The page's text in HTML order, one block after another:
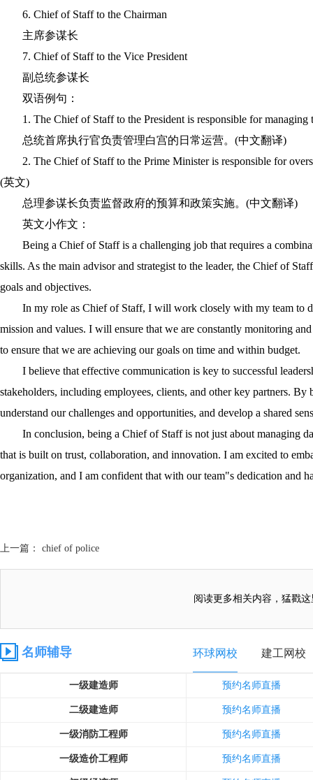
6. Chief of Staff to the Chairman
主席参谋长
7. Chief of Staff to the Vice President
副总统参谋长
双语例句：
1. The Chief of Staff to the President is responsible for
总统首席执行官负责管理白宫的日常运营。(中文翻译)
2. The Chief of Staff to the Prime Minister is responsible for
(英文)
总理参谋长负责监督政府的预算和政策实施。(中文翻译)
英文小作文：
Being a Chief of Staff is a challenging job that requires a
skills. As the main advisor and strategist to the leader, the Chief of
goals and objectives.
In my role as Chief of Staff, I will work closely with my team to
mission and values. I will ensure that we are constantly monitoring
to ensure that we are achieving our goals on time and within budget.
I believe that effective communication is key to successful
stakeholders, including employees, clients, and other key partners.
understand our challenges and opportunities, and develop a shared
In conclusion, being a Chief of Staff is not just about managing
that is built on trust, collaboration, and innovation. I am excited to
organization, and I am confident that with our team"s dedication and
上一篇： chief of police
阅读更多相关内容，猛戳这
名师辅导 环球网校 建工网校
一级建造师 预约名师直播
二级建造师 预约名师直播
一级消防工程师 预约名师直播
一级造价工程师 预约名师直播